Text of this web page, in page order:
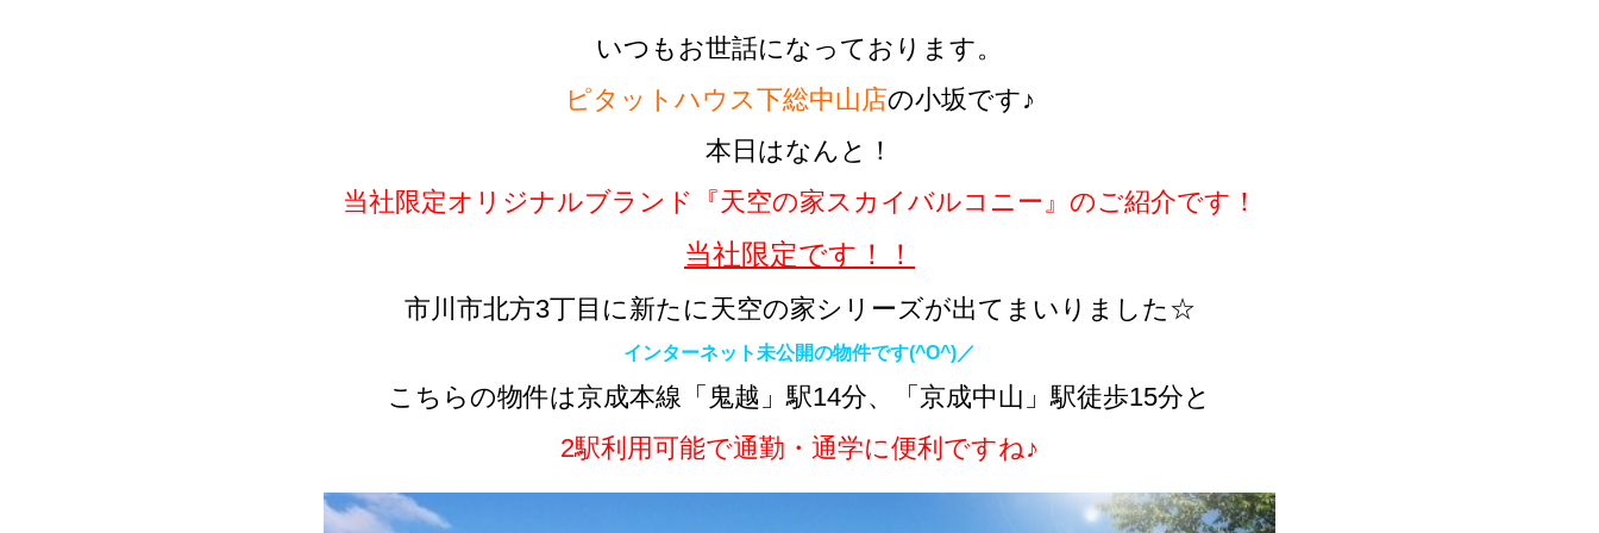
いつもお世話になっております。
ピタットハウス下総中山店の小坂です♪
本日はなんと！
当社限定オリジナルブランド『天空の家スカイバルコニー』のご紹介です！
当社限定です！！
市川市北方3丁目に新たに天空の家シリーズが出てまいりました☆
インターネット未公開の物件です(^O^)／
こちらの物件は京成本線「鬼越」駅14分、「京成中山」駅徒歩15分と
2駅利用可能で通勤・通学に便利ですね♪